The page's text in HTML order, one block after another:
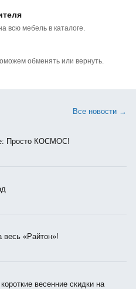
всю мебель в каталоге.
обменять или вернуть.
Все новости →
Просто КОСМОС!
весь «Райтон»!
весенние скидки на